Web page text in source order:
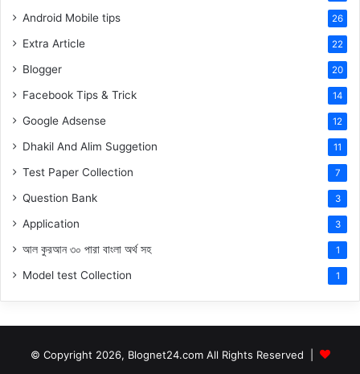
Android Mobile tips 26
Extra Article 22
Blogger 20
Facebook Tips & Trick 14
Google Adsense 12
Dhakil And Alim Suggetion 11
Test Paper Collection 7
Question Bank 3
Application 3
আল কুরআন ৩০ পারা বাংলা অর্থ সহ 1
Model test Collection 1
© Copyright 2026, Blognet24.com All Rights Reserved |